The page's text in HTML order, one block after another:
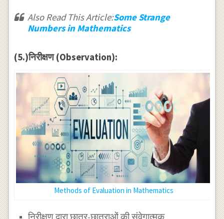
Also Read This Article:Some Strange
Numbers in Mathematics
(5.)निरीक्षण (Observation):
Methods of Evaluation in Mathematics
निरीक्षण द्वारा छात्र-छात्राओं की संवेगात्मक